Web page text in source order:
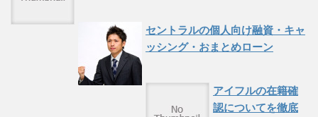
セントラルの個人向け融資・キャ
ッシング・おまとめローン
アイフルの在籍確
認についてを徹底